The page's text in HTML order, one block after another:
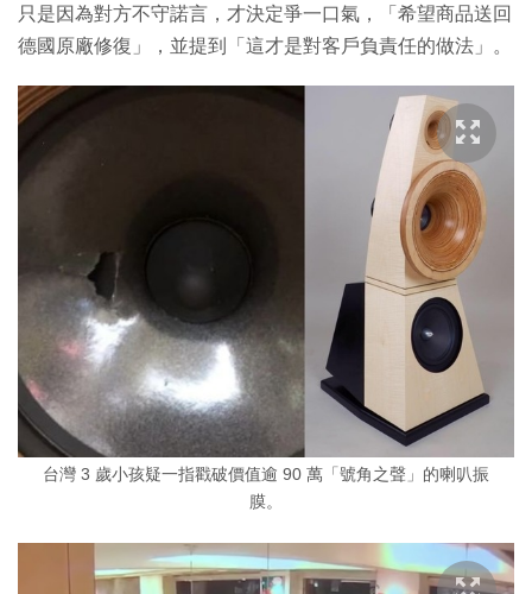
只是因為對方不守諾言，才決定爭一口氣，「希望商品送回
德國原廠修復」，並提到「這才是對客戶負責任的做法」。
台灣 3 歲小孩疑一指戳破價值逾 90 萬「號角之聲」的喇叭振
膜。